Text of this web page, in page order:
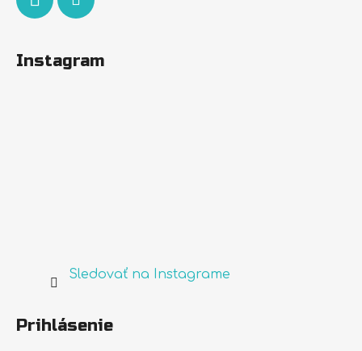
Instagram
Sledovať na Instagrame
Prihlásenie